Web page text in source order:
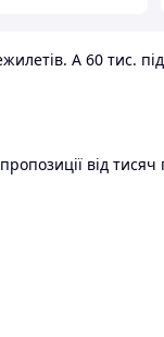
А 60 тис.
від тисяч